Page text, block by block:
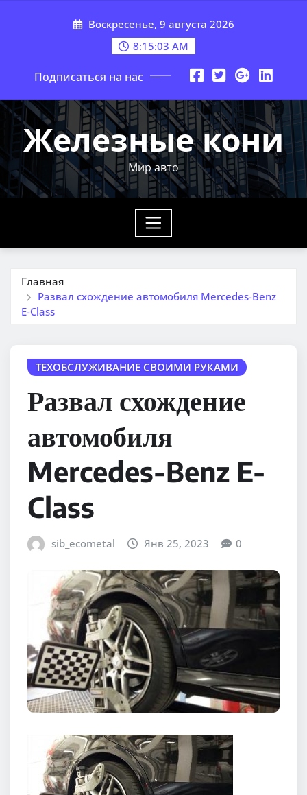
Воскресенье, 9 августа 2026
8:15:05 AM
Подписаться на нас
Железные кони
Мир авто
Главная
Развал схождение автомобиля Mercedes-Benz
E-Class
ТЕХОБСЛУЖИВАНИЕ СВОИМИ РУКАМИ
Развал схождение
автомобиля
Mercedes-Benz E-
Class
sib_ecometal Янв 25, 2023 0